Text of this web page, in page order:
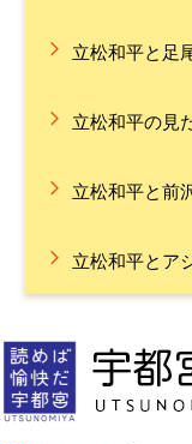
立松和平と足
立松和平の見
立松和平と前
立松和平とア